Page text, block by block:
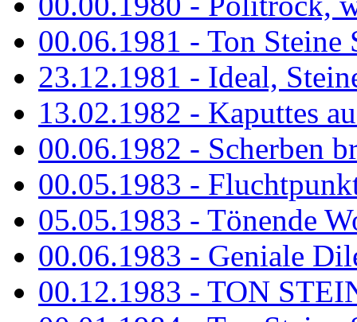
00.06.1981 - Ton Steine
23.12.1981 - Ideal,
13.02.1982 - Kaputtes
00.06.1982 - Scherben
00.05.1983 -
05.05.1983 - Tönende
00.06.1983 - Geniale
00.12.1983 - TON